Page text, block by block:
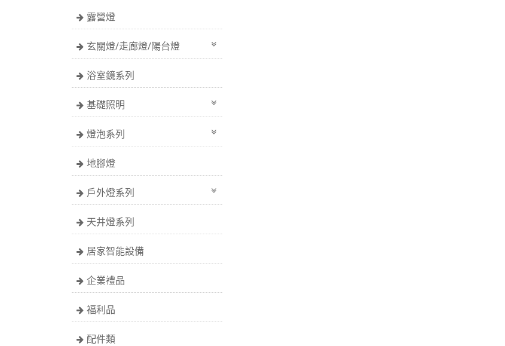
露營燈
玄關燈/走廊燈/陽台燈
浴室鏡系列
基礎照明
燈泡系列
地腳燈
戶外燈系列
天井燈系列
居家智能設備
企業禮品
福利品
配件類